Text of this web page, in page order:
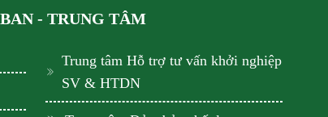
- TRUNG TÂM
Trung tâm Hỗ trợ tư vấn khởi nghiệp
SV & HTDN